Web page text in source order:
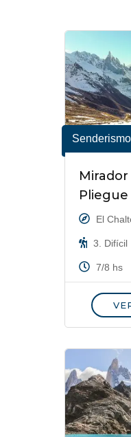
Senderismo
Mirador
Pliegue
El
3. Difícil
7/8 hs